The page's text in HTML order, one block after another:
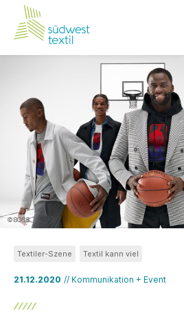
©BOSS
21.12.2020 // Kommunikation + Event
Textiler-Szene Textil kann viel